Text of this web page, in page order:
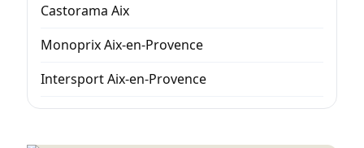
Castorama Aix
Monoprix Aix-en-Provence
Intersport Aix-en-Provence